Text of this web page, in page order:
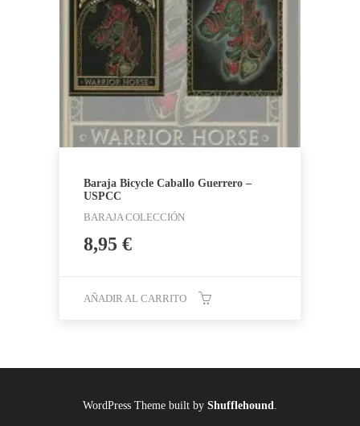
Baraja Bicycle Caballo Guerrero –
USPCC
BARAJA COLECCIÓN
8,95 €
AÑADIR AL CARRITO
WordPress Theme built by Shufflehound